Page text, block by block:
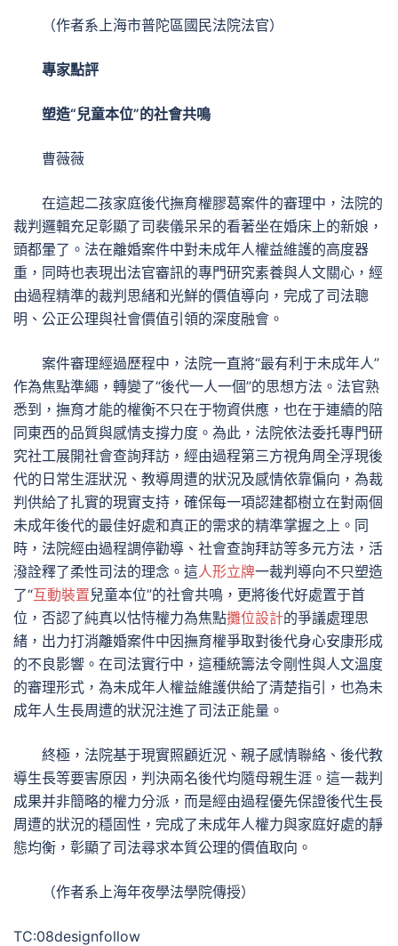
（作者系上海市普陀區國民法院法官）
專家點評
塑造“兒童本位”的社會共鳴
曹薇薇
在這起二孩家庭後代撫育權膠葛案件的審理中，法院的
裁判邏輯充足彰顯了司裴儀呆呆的看著坐在婚床上的新娘，
頭都暈了。法在離婚案件中對未成年人權益維護的高度器
重，同時也表現出法官審訊的專門研究素養與人文關心，經
由過程精準的裁判思緒和光鮮的價值導向，完成了司法聰
明、公正公理與社會價值引領的深度融會。
案件審理經過歷程中，法院一直將“最有利于未成年人”
作為焦點準繩，轉變了“後代一人一個”的思想方法。法官熟
悉到，撫育才能的權衡不只在于物資供應，也在于連續的陪
同東西的品質與感情支撐力度。為此，法院依法委托專門研
究社工展開社會查詢拜訪，經由過程第三方視角周全浮現後
代的日常生涯狀況、教導周遭的狀況及感情依靠偏向，為裁
判供給了扎實的現實支持，確保每一項認建都樹立在對兩個
未成年後代的最佳好處和真正的需求的精準掌握之上。同
時，法院經由過程調停勸導、社會查詢拜訪等多元方法，活
潑詮釋了柔性司法的理念。這人形立牌一裁判導向不只塑造
了“互動裝置兒童本位”的社會共鳴，更將後代好處置于首
位，否認了純真以怙恃權力為焦點攤位設計的爭議處理思
緒，出力打消離婚案件中因撫育權爭取對後代身心安康形成
的不良影響。在司法實行中，這種統籌法令剛性與人文溫度
的審理形式，為未成年人權益維護供給了清楚指引，也為未
成年人生長周遭的狀況注進了司法正能量。
終極，法院基于現實照顧近況、親子感情聯絡、後代教
導生長等要害原因，判決兩名後代均隨母親生涯。這一裁判
成果并非簡略的權力分派，而是經由過程優先保證後代生長
周遭的狀況的穩固性，完成了未成年人權力與家庭好處的靜
態均衡，彰顯了司法尋求本質公理的價值取向。
（作者系上海年夜學法學院傳授）
TC:08designfollow